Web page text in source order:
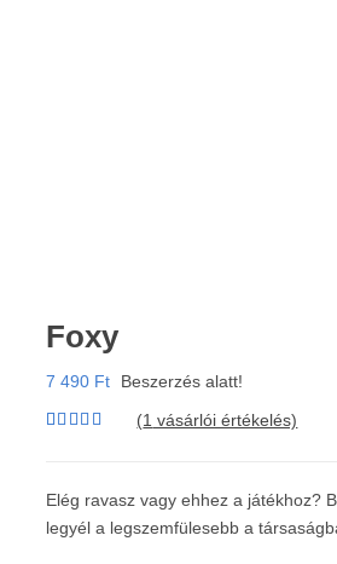
Foxy
7 490 Ft Beszerzés alatt!
értékelés
alapján
(1 vásárlói értékelés)
Elég ravasz vagy ehhez a játékhoz?
legyél a legszemfülesebb a